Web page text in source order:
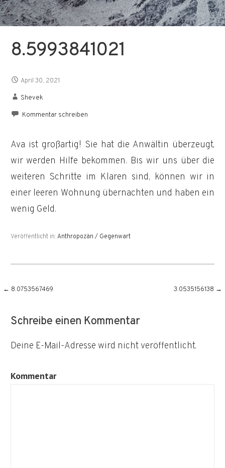
8.5993841021
April 30, 2021
Shevek
Kommentar schreiben
Ava ist großartig! Sie hat die Anwältin überzeugt,
wir werden Hilfe bekommen. Bis wir uns über die
weiteren Schritte im Klaren sind, können wir in
einer leeren Wohnung übernachten und haben ein
wenig Geld.
Veröffentlicht in:Anthropozän / Gegenwart
Beitragsnavigation
← 8.0753567469 3.0535156138 →
Schreibe einen Kommentar
Deine E-Mail-Adresse wird nicht veröffentlicht.
Kommentar